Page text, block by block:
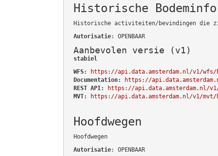
Historische
Historische activiteiten/bevindingen die
Autorisatie: OPENBAAR
Aanbevolen versie (v1)
stabiel
WFS:
https://api.data.amsterdam.nl/v1/wfs/
Documentation:
https://
REST API:
https://api.data.amsterdam.nl/
MVT:
https://api.data.amsterdam.nl/v1/mvt/
Hoofdwegen
Hoofdwegen
Autorisatie: OPENBAAR